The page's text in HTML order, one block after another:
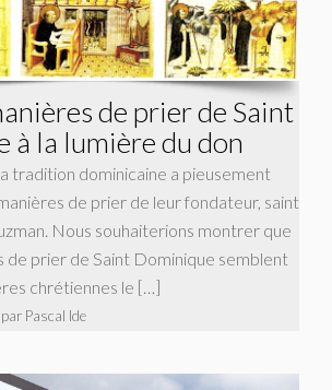
de prier de Saint
à la lumière du don
tradition dominicaine a pieusement
de prier de leur fondateur, saint
Nous souhaiterions montrer que
de prier de Saint Dominique semblent
chrétiennes le […]
par Pascal Ide